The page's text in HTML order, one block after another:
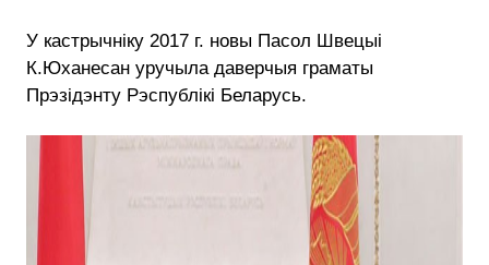
У кастрычніку 2017 г. новы Пасол Швецыі
К.Юханесан уручыла даверчыя граматы
Прэзідэнту Рэспублікі Беларусь.